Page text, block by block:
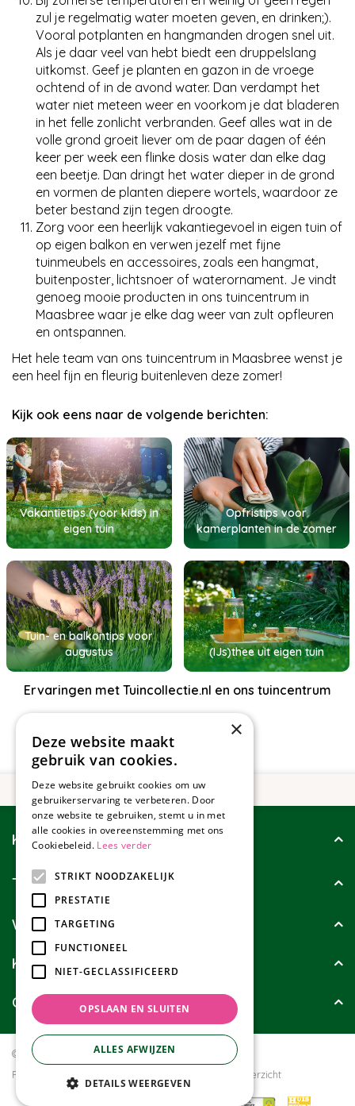
zul je regelmatig water moeten geven, en drinken;).
Vooral potplanten en hangmanden drogen snel uit.
Als je daar veel van hebt biedt een druppelslang
uitkomst. Geef je planten en gazon in de vroege
ochtend of in de avond water. Dan verdampt het
water niet meteen weer en voorkom je dat bladeren
in het felle zonlicht verbranden. Geef alles wat in de
volle grond groeit liever om de paar dagen of één
keer per week een flinke dosis water dan elke dag
een beetje. Dan dringt het water dieper in de grond
en vormen de planten diepere wortels, waardoor ze
beter bestand zijn tegen droogte.
Zorg voor een heerlijk vakantiegevoel in eigen tuin of
op eigen balkon en verwen jezelf met fijne
tuinmeubels en accessoires, zoals een hangmat,
buitenposter, lichtsnoer of waterornament. Je vindt
genoeg mooie producten in ons tuincentrum in
Maasbree waar je elke dag weer van zult opfleuren
en ontspannen.
Het hele team van ons tuincentrum in Maasbree wenst je
een heel fijn en fleurig buitenleven deze zomer!
Kijk ook eens naar de volgende berichten:
Vakantietips (voor kids) in
eigen tuin
Opfristips voor
kamerplanten in de zomer
Tuin- en balkontips voor
augustus
(IJs)thee uit eigen tuin
Ervaringen met Tuincollectie.nl en ons tuincentrum
Klantenservice
Tuincollectie
Wie zijn wij?
Klanten geven ons
Contact
© Tuincollectie.nl
Green Solutions
Privacy policy
Tuincentrum Overzicht
×
Deze website maakt
gebruik van cookies.
Deze website gebruikt cookies om uw
gebruikerservaring te verbeteren. Door
onze website te gebruiken, stemt u in met
alle cookies in overeenstemming met ons
Cookiebeleid. Lees verder
STRIKT NOODZAKELIJK
PRESTATIE
TARGETING
FUNCTIONEEL
NIET-GECLASSIFICEERD
OPSLAAN EN SLUITEN
ALLES AFWIJZEN
DETAILS WEERGEVEN